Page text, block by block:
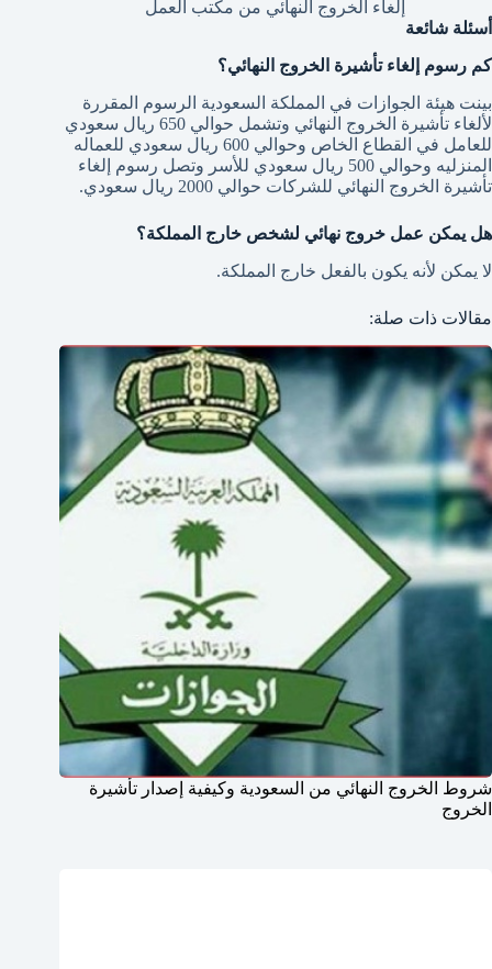
إلغاء الخروج النهائي من مكتب العمل
أسئلة شائعة
كم رسوم إلغاء تأشيرة الخروج النهائي؟
بينت هيئة الجوازات في المملكة السعودية الرسوم المقررة
لألغاء تأشيرة الخروج النهائي وتشمل حوالي 650 ريال سعودي
للعامل في القطاع الخاص وحوالي 600 ريال سعودي للعماله
المنزليه وحوالي 500 ريال سعودي للأسر وتصل رسوم إلغاء
تأشيرة الخروج النهائي للشركات حوالي 2000 ريال سعودي.
هل يمكن عمل خروج نهائي لشخص خارج المملكة؟
لا يمكن لأنه يكون بالفعل خارج المملكة.
مقالات ذات صلة:
شروط الخروج النهائي من السعودية وكيفية إصدار تأشيرة
الخروج